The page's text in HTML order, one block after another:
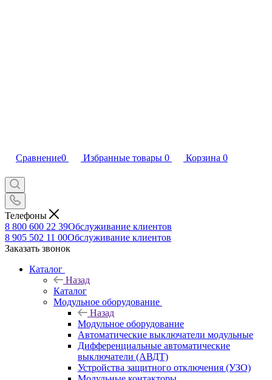
Сравнение0 Избранные товары 0 Корзина 0
Телефоны
8 800 600 22 39Обслуживание клиентов
8 905 502 11 00Обслуживание клиентов
Заказать звонок
Каталог
Назад
Каталог
Модульное оборудование
Назад
Модульное оборудование
Автоматические выключатели модульные
Дифференциальные автоматические
выключатели (АВДТ)
Устройства защитного отключения (УЗО)